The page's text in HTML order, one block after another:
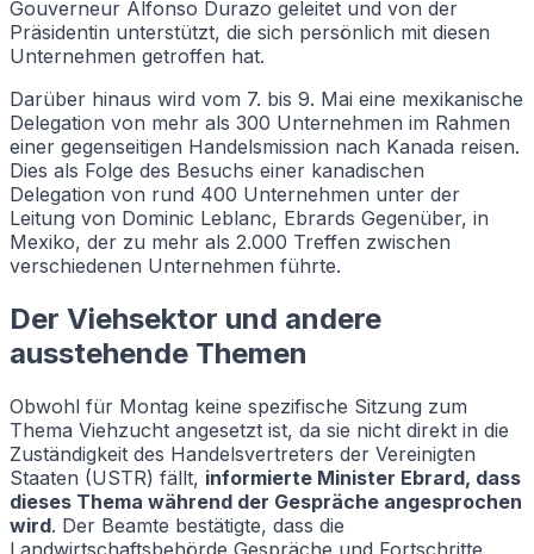
Gouverneur Alfonso Durazo geleitet und von der
Präsidentin unterstützt, die sich persönlich mit diesen
Unternehmen getroffen hat.
Darüber hinaus wird vom 7. bis 9. Mai eine mexikanische
Delegation von mehr als 300 Unternehmen im Rahmen
einer gegenseitigen Handelsmission nach Kanada reisen.
Dies als Folge des Besuchs einer kanadischen
Delegation von rund 400 Unternehmen unter der
Leitung von Dominic Leblanc, Ebrards Gegenüber, in
Mexiko, der zu mehr als 2.000 Treffen zwischen
verschiedenen Unternehmen führte.
Der Viehsektor und andere
ausstehende Themen
Obwohl für Montag keine spezifische Sitzung zum
Thema Viehzucht angesetzt ist, da sie nicht direkt in die
Zuständigkeit des Handelsvertreters der Vereinigten
Staaten (USTR) fällt, informierte Minister Ebrard, dass
dieses Thema während der Gespräche angesprochen
wird. Der Beamte bestätigte, dass die